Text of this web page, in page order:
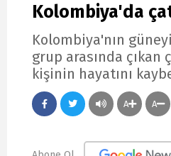
Kolombiya'da
Kolombiya'nın
grup arasında çıkan
kişinin hayatını
A A